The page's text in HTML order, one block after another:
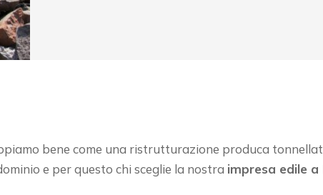
bene come una ristrutturazione produca
e per questo chi sceglie la nostra impresa edile a